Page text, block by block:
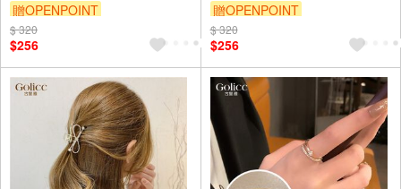
贈OPENPOINT
訂單滿999享9折
$ 320
$256
贈OPENPOINT
訂單滿999享9折
$ 320
$256